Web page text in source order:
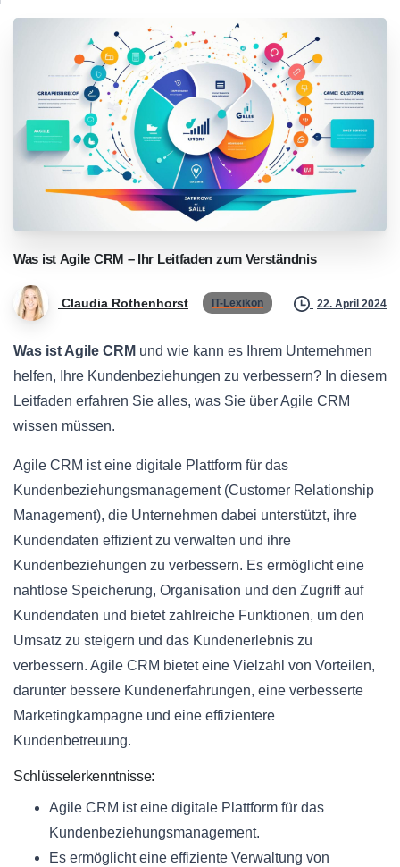
Was ist Agile CRM – Ihr Leitfaden zum Verständnis
Claudia Rothenhorst IT-Lexikon 22. April 2024
Was ist Agile CRM und wie kann es Ihrem Unternehmen
helfen, Ihre Kundenbeziehungen zu verbessern? In diesem
Leitfaden erfahren Sie alles, was Sie über Agile CRM
wissen müssen.
Agile CRM ist eine digitale Plattform für das
Kundenbeziehungsmanagement (Customer Relationship
Management), die Unternehmen dabei unterstützt, ihre
Kundendaten effizient zu verwalten und ihre
Kundenbeziehungen zu verbessern. Es ermöglicht eine
nahtlose Speicherung, Organisation und den Zugriff auf
Kundendaten und bietet zahlreiche Funktionen, um den
Umsatz zu steigern und das Kundenerlebnis zu
verbessern. Agile CRM bietet eine Vielzahl von Vorteilen,
darunter bessere Kundenerfahrungen, eine verbesserte
Marketingkampagne und eine effizientere
Kundenbetreuung.
Schlüsselerkenntnisse:
Agile CRM ist eine digitale Plattform für das
Kundenbeziehungsmanagement.
Es ermöglicht eine effiziente Verwaltung von